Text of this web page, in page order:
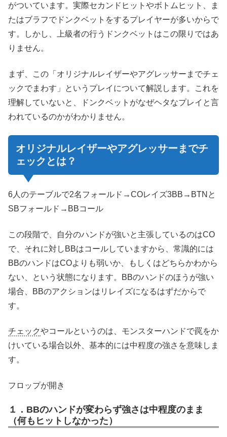
がついています。実際セカンドヒットやボトムヒット、ま
たはブラフでドンクベットをするプレイヤーが多いからで
す。しかし、上級者の行うドンクベットはこの限りではあ
りません。
まず、この「オリジナルレイザーやアグレッサーまでチェ
ックでまわす」というプレイについて解説します。これを
理解していないと、ドンクベットがなぜヘタなプレイと言
われているのかがわかりません。
オリジナルレイザーやアグレッサーまでチ
ェックとは？
6人のテーブルで2名フォールド→COレイズ3BB→BTNと
SBフォールド→BBコール
この段階で、自分のハンドが強いと主張しているのはCO
で、それに対しBBはコールしていますから、常識的には
BBのハンドはCOよりも弱いか、もしくはどちらかわから
ない、という状態になります。BBのハンドのほうが強い
場合、BBのアクションはリレイズになるはずだからで
す。
チェックやコールというのは、モンスターハンドで罠をか
けいている場合以外、基本的には中程度の強さを意味しま
す。
フロップが開き
１．BBのハンドが変わらず強さは中程度のまま
（何もヒットしなかった）